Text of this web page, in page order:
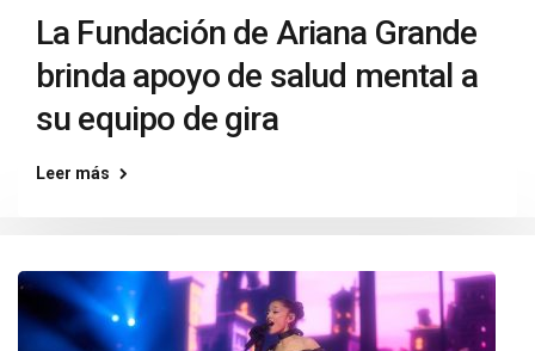
La Fundación de Ariana Grande
brinda apoyo de salud mental a
su equipo de gira
Leer más